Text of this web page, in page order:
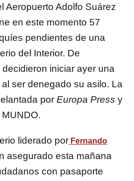
Aeropuerto Adolfo Suárez
en este momento 57
pendientes de una
del Interior. De
decidieron iniciar ayer una
ser denegado su asilo. La
por Europa Press y
liderado por Fernando
asegurado esta mañana
con pasaporte